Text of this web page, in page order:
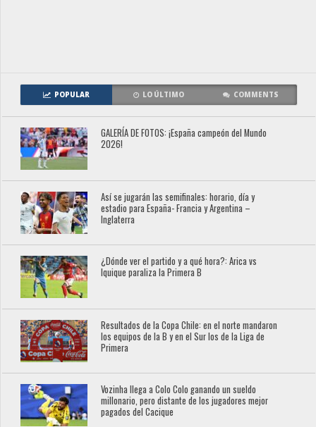
POPULAR LO ÚLTIMO COMMENTS
GALERÍA DE FOTOS: ¡España campeón del Mundo
2026!
Así se jugarán las semifinales: horario, día y
estadio para España- Francia y Argentina –
Inglaterra
¿Dónde ver el partido y a qué hora?: Arica vs
Iquique paraliza la Primera B
Resultados de la Copa Chile: en el norte mandaron
los equipos de la B y en el Sur los de la Liga de
Primera
Vozinha llega a Colo Colo ganando un sueldo
millonario, pero distante de los jugadores mejor
pagados del Cacique